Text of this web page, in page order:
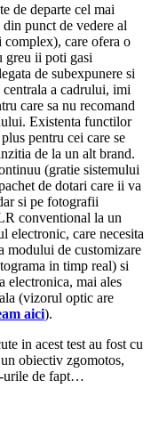
de departe cel mai
punct de vedere al
care ofera o
greu ii poti gasi
de subexpunere si
a cadrului, imi
care sa nu recomand
Existenta functilor
pentru cei care se
de la un alt brand.
(gratie sistemului
de dotari care ii va
si pe fotografii
conventional la un
electronic, care necesita
modului de customizare
in timp real) si
electronica, mai ales
(vizorul optic are
aici).
in acest test au fost cu
obiectiv zgomotos,
urile de fapt…